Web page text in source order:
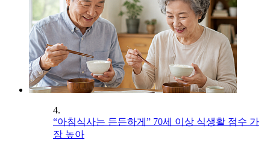
4.
“아침식사는 든든하게” 70세 이상 식생활 점수 가
장 높아